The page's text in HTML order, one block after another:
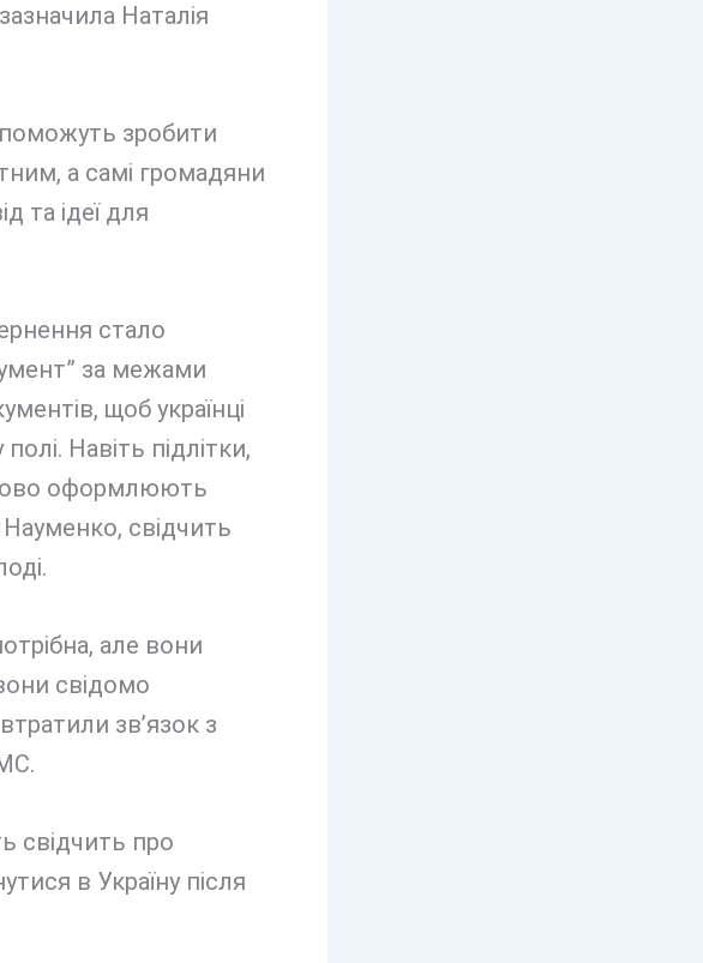
Наталія
зробити
а самі громадяни
та ідеї для
стало
за межами
щоб українці
Навіть підлітки,
оформлюють
Науменко, свідчить
але вони
свідомо
зв’язок з
свідчить про
в Україну після